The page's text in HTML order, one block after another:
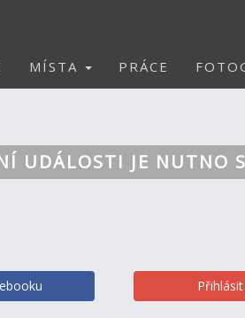
MÍSTA PRÁCE
UDÁLOSTI JE NUTNO